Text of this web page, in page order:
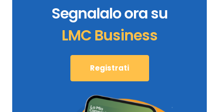
Segnalalo ora su
LMC Business
Registrati